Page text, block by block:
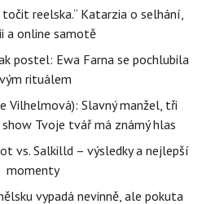
točit reelska.“ Katarzia o selhání,
a online samotě
postel: Ewa Farna se pochlubila
rituálem
Vilhelmová): Slavný manžel, tři
Tvoje tvář má známý hlas
vs. Salkilld – výsledky a nejlepší
momenty
vypadá nevinně, ale pokuta